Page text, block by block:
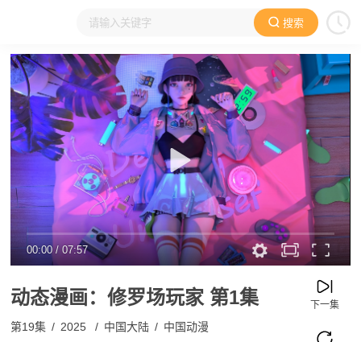
搜索
大家在看 日本动漫 国产动漫 欧美动漫 动漫电影
00:00/07:57
动态漫画：修罗场玩家 第1集 下一集
第19集 / 2025 / 中国大陆 / 中国动漫